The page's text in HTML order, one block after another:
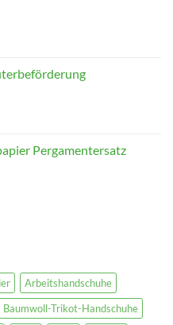
Pergamentersatz
Arbeitshandschuhe
Baumwoll-Trikot-Handschuhe